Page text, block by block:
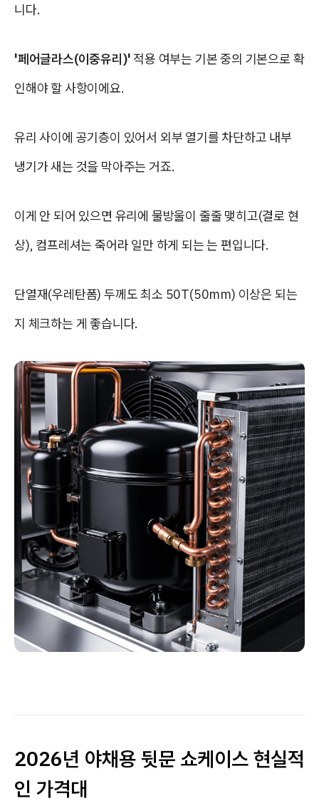
니다.
'페어글라스(이중유리)' 적용 여부는 기본 중의 기본으로 확
인해야 할 사항이에요.
유리 사이에 공기층이 있어서 외부 열기를 차단하고 내부
냉기가 새는 것을 막아주는 거죠.
이게 안 되어 있으면 유리에 물방울이 줄줄 맺히고(결로 현
상), 컴프레셔는 죽어라 일만 하게 되는 는 편입니다.
단열재(우레탄폼) 두께도 최소 50T(50mm) 이상은 되는
지 체크하는 게 좋습니다.
2026년 야채용 뒷문 쇼케이스 현실적
인 가격대